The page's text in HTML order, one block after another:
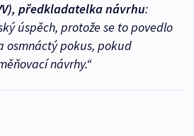
předkladatelka návrhu:
úspěch, protože se to povedlo
osmnáctý pokus, pokud
návrhy.“